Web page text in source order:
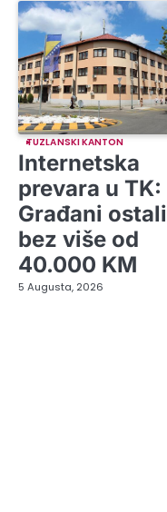
TUZLANSKI KANTON
Internetska
prevara u TK:
Građani ostali
bez više od
40.000 KM
5 Augusta, 2026